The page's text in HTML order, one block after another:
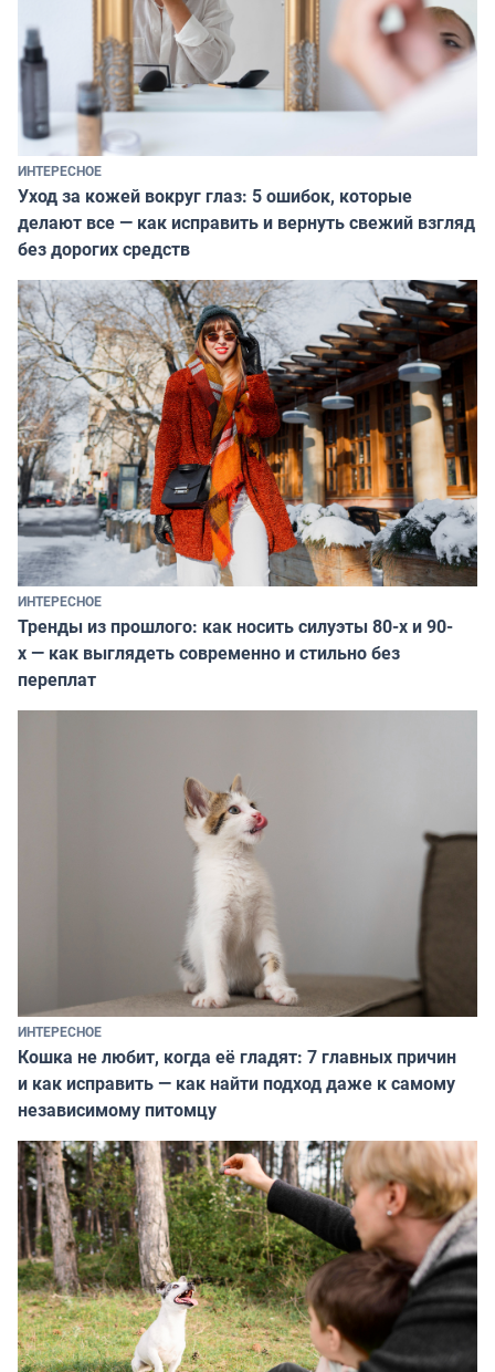
ИНТЕРЕСНОЕ
Уход за кожей вокруг глаз: 5 ошибок, которые
делают все — как исправить и вернуть свежий взгляд
без дорогих средств
ИНТЕРЕСНОЕ
Тренды из прошлого: как носить силуэты 80-х и 90-
х — как выглядеть современно и стильно без
переплат
ИНТЕРЕСНОЕ
Кошка не любит, когда её гладят: 7 главных причин
и как исправить — как найти подход даже к самому
независимому питомцу